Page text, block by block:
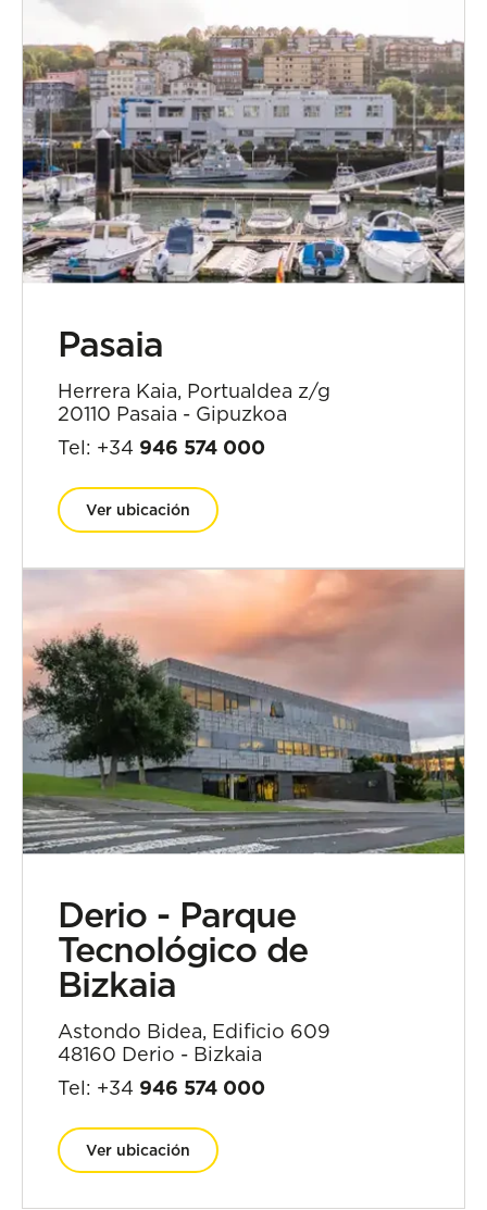
Pasaia
Herrera Kaia, Portualdea z/g
20110 Pasaia - Gipuzkoa
Tel: +34 946 574 000
Ver ubicación
Derio - Parque
Tecnológico de
Bizkaia
Astondo Bidea, Edificio 609
48160 Derio - Bizkaia
Tel: +34 946 574 000
Ver ubicación